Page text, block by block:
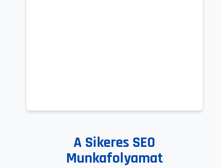
A Sikeres SEO
Munkafolyamat